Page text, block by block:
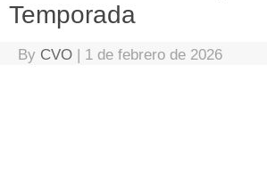
Temporada
By CVO | 1 de febrero de 2026